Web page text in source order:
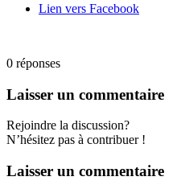
Lien vers Facebook
0 réponses
Laisser un commentaire
Rejoindre la discussion?
N’hésitez pas à contribuer !
Laisser un commentaire